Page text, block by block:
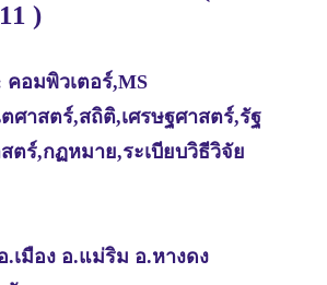
)
คอมพิวเตอร์,MS
ศาสตร์,สถิติ,เศรษฐศาสตร์,รัฐ
ตร์,กฏหมาย,ระเบียบวิธีวิจัย
.เมือง อ.แม่ริม อ.หางดง